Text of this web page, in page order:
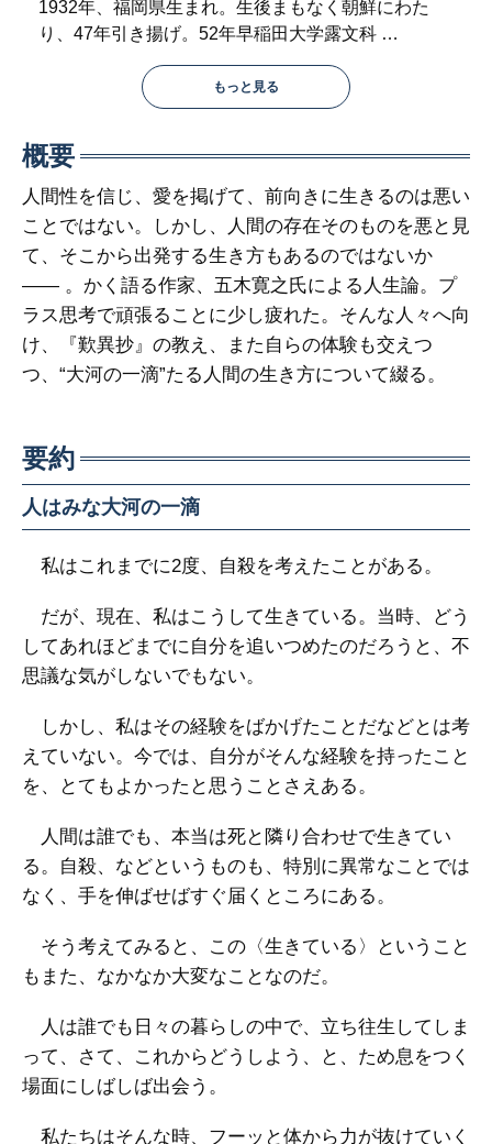
1932年、福岡県生まれ。生後まもなく朝鮮にわた
り、47年引き揚げ。52年早稲田大学露文科 …
もっと見る
概要
人間性を信じ、愛を掲げて、前向きに生きるのは悪い
ことではない。しかし、人間の存在そのものを悪と見
て、そこから出発する生き方もあるのではないか
―― 。かく語る作家、五木寛之氏による人生論。プ
ラス思考で頑張ることに少し疲れた。そんな人々へ向
け、『歎異抄』の教え、また自らの体験も交えつ
つ、“大河の一滴”たる人間の生き方について綴る。
要約
人はみな大河の一滴
私はこれまでに2度、自殺を考えたことがある。
だが、現在、私はこうして生きている。当時、どう
してあれほどまでに自分を追いつめたのだろうと、不
思議な気がしないでもない。
しかし、私はその経験をばかげたことだなどとは考
えていない。今では、自分がそんな経験を持ったこと
を、とてもよかったと思うことさえある。
人間は誰でも、本当は死と隣り合わせで生きてい
る。自殺、などというものも、特別に異常なことでは
なく、手を伸ばせばすぐ届くところにある。
そう考えてみると、この〈生きている〉ということ
もまた、なかなか大変なことなのだ。
人は誰でも日々の暮らしの中で、立ち往生してしま
って、さて、これからどうしよう、と、ため息をつく
場面にしばしば出会う。
私たちはそんな時、フーッと体から力が抜けていく